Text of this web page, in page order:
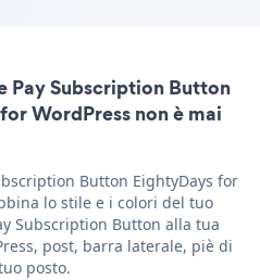
Pay Subscription Button
WordPress non è mai
Button EightyDays for
lo stile e i colori del tuo
Subscription Button alla tua
post, barra laterale, piè di
posto.